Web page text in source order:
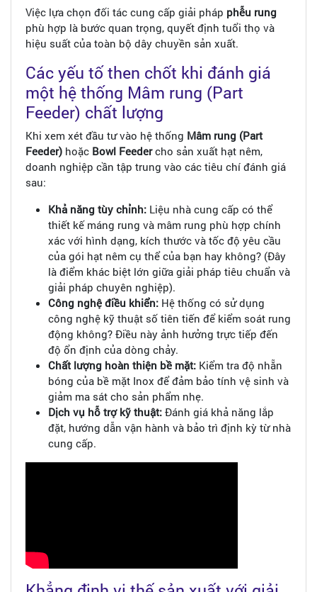
Việc lựa chọn đối tác cung cấp giải pháp phễu rung
phù hợp là bước quan trọng, quyết định tuổi thọ và
hiệu suất của toàn bộ dây chuyền sản xuất.
Các yếu tố then chốt khi đánh giá
một hệ thống Mâm rung (Part
Feeder) chất lượng
Khi xem xét đầu tư vào hệ thống Mâm rung (Part
Feeder) hoặc Bowl Feedercho sản xuất hạt nêm,
doanh nghiệp cần tập trung vào các tiêu chí đánh giá
sau:
Khả năng tùy chỉnh: Liệu nhà cung cấp có thể
thiết kế máng rung và mâm rung phù hợp chính
xác với hình dạng, kích thước và tốc độ yêu cầu
của gói hạt nêm cụ thể của bạn hay không? (Đây
là điểm khác biệt lớn giữa giải pháp tiêu chuẩn và
giải pháp chuyên nghiệp).
Công nghệ điều khiển: Hệ thống có sử dụng
công nghệ kỹ thuật số tiên tiến để kiểm soát rung
động không? Điều này ảnh hưởng trực tiếp đến
độ ổn định của dòng chảy.
Chất lượng hoàn thiện bề mặt: Kiểm tra độ nhẵn
bóng của bề mặt Inox để đảm bảo tính vệ sinh và
giảm ma sát cho sản phẩm nhẹ.
Dịch vụ hỗ trợ kỹ thuật: Đánh giá khả năng lắp
đặt, hướng dẫn vận hành và bảo trì định kỳ từ nhà
cung cấp.